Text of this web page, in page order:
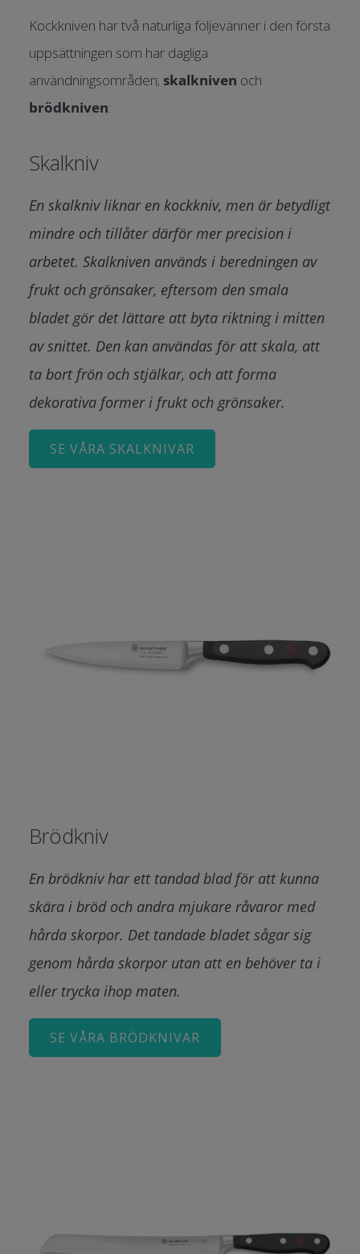
Kockkniven har två naturliga följevänner i den första
uppsättningen som har dagliga
användningsområden; skalkniven och
brödkniven:
Skalkniv
En skalkniv liknar en kockkniv, men är betydligt
mindre och tillåter därför mer precision i
arbetet. Skalkniven används i beredningen av
frukt och grönsaker, eftersom den smala
bladet gör det lättare att byta riktning i mitten
av snittet. Den kan användas för att skala, att
ta bort frön och stjälkar, och att forma
dekorativa former i frukt och grönsaker.
SE VÅRA SKALKNIVAR
Brödkniv
En brödkniv har ett tandad blad för att kunna
skära i bröd och andra mjukare råvaror med
hårda skorpor. Det tandade bladet sågar sig
genom hårda skorpor utan att en behöver ta i
eller trycka ihop maten.
SE VÅRA BRÖDKNIVAR